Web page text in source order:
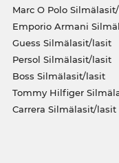
Marc O Polo
Emporio Armani
Guess Silmälasit/lasit
Persol Silmälasit/lasit
Boss Silmälasit/lasit
Tommy Hilfiger
Carrera Silmälasit/lasit